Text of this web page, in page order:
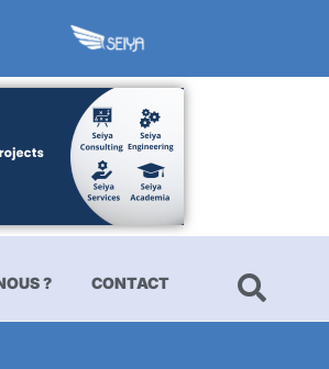
? CONTACT